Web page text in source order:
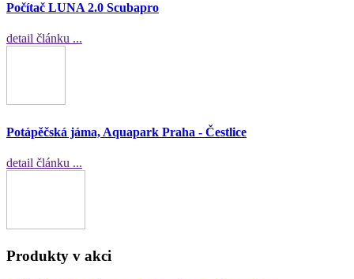
Počítač LUNA 2.0 Scubapro
detail článku ...
Potápěčská jáma, Aquapark Praha - Čestlice
detail článku ...
Produkty v akci